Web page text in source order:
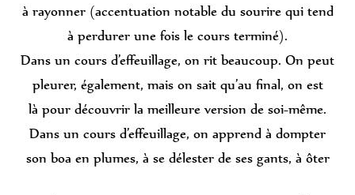
à rayonner (accentuation notable du sourire qui tend
à perdurer une fois le cours terminé).
Dans un cours d’effeuillage, on rit beaucoup. On peut
pleurer, également, mais on sait qu’au final, on est
là pour découvrir la meilleure version de soi-même.
Dans un cours d’effeuillage, on apprend à dompter
son boa en plumes, à se délester de ses gants, à ôter